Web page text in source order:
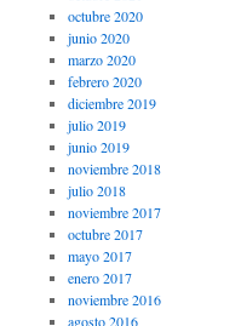
octubre 2020
junio 2020
marzo 2020
febrero 2020
diciembre 2019
julio 2019
junio 2019
noviembre 2018
julio 2018
noviembre 2017
octubre 2017
mayo 2017
enero 2017
noviembre 2016
agosto 2016